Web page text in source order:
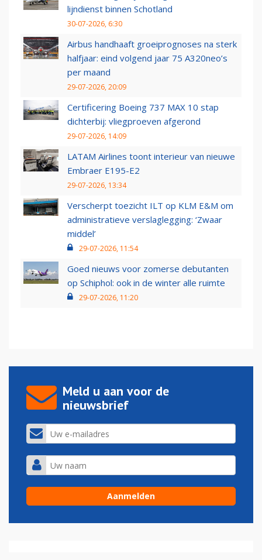
lijndienst binnen Schotland
30-07-2026, 6:30
Airbus handhaaft groeiprognoses na sterk
halfjaar: eind volgend jaar 75 A320neo’s
per maand
29-07-2026, 20:09
Certificering Boeing 737 MAX 10 stap
dichterbij: vliegproeven afgerond
29-07-2026, 14:09
LATAM Airlines toont interieur van nieuwe
Embraer E195-E2
29-07-2026, 13:34
Verscherpt toezicht ILT op KLM E&M om
administratieve verslaglegging: ‘Zwaar
middel’
29-07-2026, 11:54
Goed nieuws voor zomerse debutanten
op Schiphol: ook in de winter alle ruimte
29-07-2026, 11:20
Meld u aan voor de
nieuwsbrief